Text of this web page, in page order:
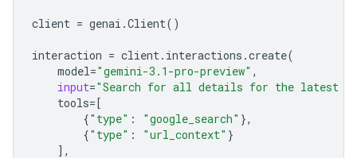
client = genai .Client()
interaction = client. interactions .create(
model="gemini-3.1-pro-preview" ,
input="Search for all details for the latest
tools=[
{"type" : "google_search" },
{"type" : "url_context" }
],